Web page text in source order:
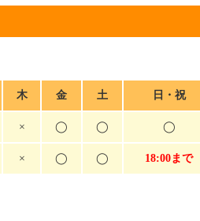
木 金 土 日・祝
× ◯ ◯ ◯
× ◯ ◯ 18:00まで